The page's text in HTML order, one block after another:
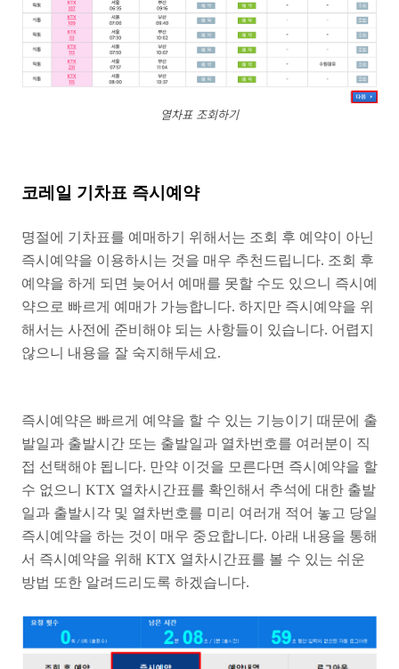
열차표 조회하기
코레일 기차표 즉시예약
명절에 기차표를 예매하기 위해서는 조회 후 예약이 아닌
즉시예약을 이용하시는 것을 매우 추천드립니다. 조회 후
예약을 하게 되면 늦어서 예매를 못할 수도 있으니 즉시예
약으로 빠르게 예매가 가능합니다. 하지만 즉시예약을 위
해서는 사전에 준비해야 되는 사항들이 있습니다. 어렵지
않으니 내용을 잘 숙지해두세요.
즉시예약은 빠르게 예약을 할 수 있는 기능이기 때문에 출
발일과 출발시간 또는 출발일과 열차번호를 여러분이 직
접 선택해야 됩니다. 만약 이것을 모른다면 즉시예약을 할
수 없으니 KTX 열차시간표를 확인해서 추석에 대한 출발
일과 출발시각 및 열차번호를 미리 여러개 적어 놓고 당일
즉시예약을 하는 것이 매우 중요합니다. 아래 내용을 통해
서 즉시예약을 위해 KTX 열차시간표를 볼 수 있는 쉬운
방법 또한 알려드리도록 하겠습니다.